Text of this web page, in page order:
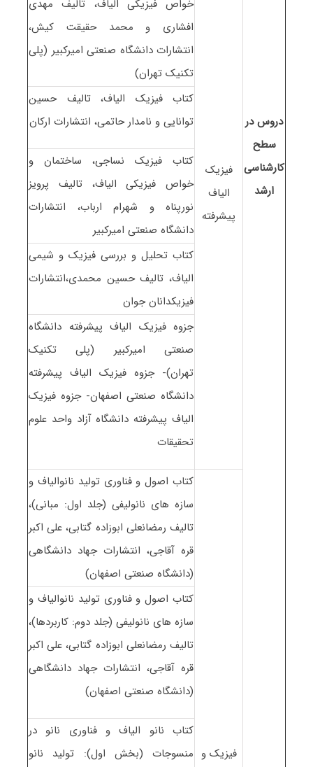
دروس در
سطح
کارشناسی
ارشد
فیزیک
الیاف
پیشرفته
خواص فیزیکی الیاف، تالیف مهدی
افشاری و محمد حقیقت کیش،
انتشارات دانشگاه صنعتی امیرکبیر (پلی
تکنیک تهران)
کتاب فیزیک الیاف، تالیف حسین
توانایی و نامدار حاتمی، انتشارات ارکان
کتاب فیزیک نساجی، ساختمان و
خواص فیزیکی الیاف، تالیف پرویز
نورپناه و شهرام ارباب، انتشارات
دانشگاه صنعتی امیرکبیر
کتاب تحلیل و بررسی فیزیک و شیمی
الیاف، تالیف حسین محمدی،انتشارات
فیزیکدانان جوان
جزوه فیزیک الیاف پیشرفته دانشگاه
صنعتی امیرکبیر (پلی تکنیک
تهران)- جزوه فیزیک الیاف پیشرفته
دانشگاه صنعتی اصفهان- جزوه فیزیک
الیاف پیشرفته دانشگاه آزاد واحد علوم
تحقیقات
فیزیک و
کتاب اصول و فناوری تولید نانوالیاف و
سازه های نانولیفی (جلد اول: مبانی)،
تالیف رمضانعلی ابوزاده گتابی، علی اکبر
قره آقاجی، انتشارات جهاد دانشگاهی
(دانشگاه صنعتی اصفهان)
کتاب اصول و فناوری تولید نانوالیاف و
سازه های نانولیفی (جلد دوم: کاربردها)،
تالیف رمضانعلی ابوزاده گتابی، علی اکبر
قره آقاجی، انتشارات جهاد دانشگاهی
(دانشگاه صنعتی اصفهان)
کتاب نانو الیاف و فناوری نانو در
منسوجات (بخش اول): تولید نانو